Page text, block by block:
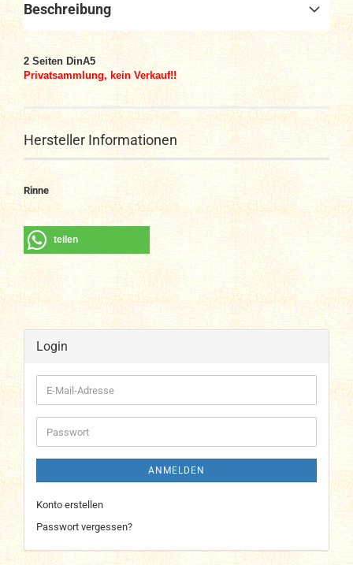
Beschreibung
2 Seiten DinA5
Privatsammlung, kein Verkauf!!
Hersteller Informationen
Rinne
teilen
Login
E-
Mail-
Adresse
Passwort
ANMELDEN
Konto erstellen
Passwort vergessen?